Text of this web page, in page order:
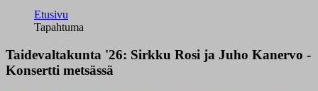
Etusivu
Tapahtuma
Taidevaltakunta '26: Sirkku Rosi ja Juho Kanervo -
Konsertti metsässä